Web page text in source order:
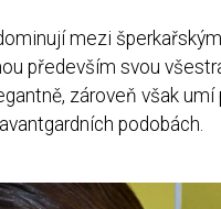
mezi
především svou
zároveň však umí
podobách.